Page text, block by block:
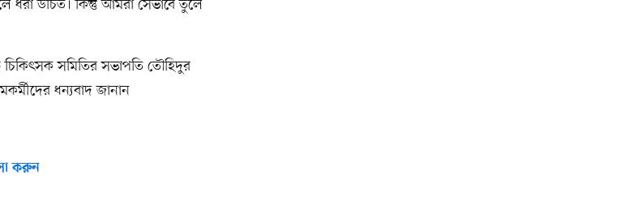
ধরা উচিত। কিন্তু আমরা সেভাবে তুলে
সমিতির সভাপতি তৌহিদুর
ধন্যবাদ জানান
করুন